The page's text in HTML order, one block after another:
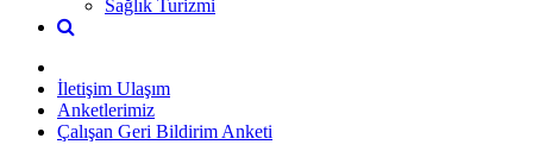
Sağlık Turizmi
İletişim Ulaşım
Anketlerimiz
Çalışan Geri Bildirim Anketi